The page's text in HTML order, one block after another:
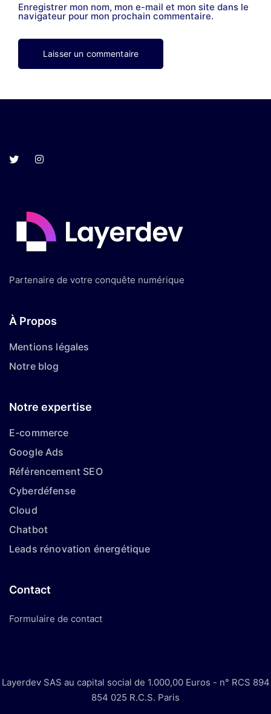
Enregistrer mon nom, mon e-mail et mon site dans le
navigateur pour mon prochain commentaire.
Partenaire de votre conquête numérique
À Propos
Mentions légales
Notre blog
Notre expertise
E-commerce
Google Ads
Référencement SEO
Cyberdéfense
Cloud
Chatbot
Leads rénovation énergétique
Contact
Formulaire de contact
Layerdev SAS au capital social de 1.000,00 Euros - n° RCS 894
854 025 R.C.S. Paris